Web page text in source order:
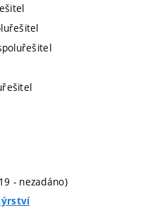
- nezadáno)